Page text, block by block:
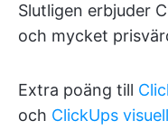
Slutligen erbjuder
och mycket
Extra poäng till
och ClickUps